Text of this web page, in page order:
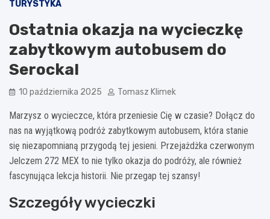
TURYSTYKA
Ostatnia okazja na wycieczkę
zabytkowym autobusem do
Serocka!
10 października 2025 Tomasz Klimek
Marzysz o wycieczce, która przeniesie Cię w czasie? Dołącz do
nas na wyjątkową podróż zabytkowym autobusem, która stanie
się niezapomnianą przygodą tej jesieni. Przejażdżka czerwonym
Jelczem 272 MEX to nie tylko okazja do podróży, ale również
fascynująca lekcja historii. Nie przegap tej szansy!
Szczegóły wycieczki